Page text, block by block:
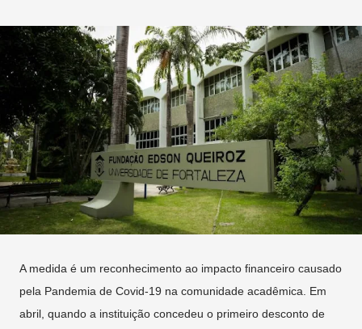
A medida é um reconhecimento ao impacto financeiro causado
pela Pandemia de Covid-19 na comunidade acadêmica. Em
abril, quando a instituição concedeu o primeiro desconto de